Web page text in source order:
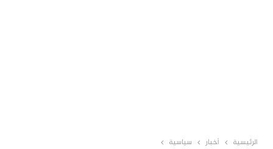
الرئيسية أخبار سياسية